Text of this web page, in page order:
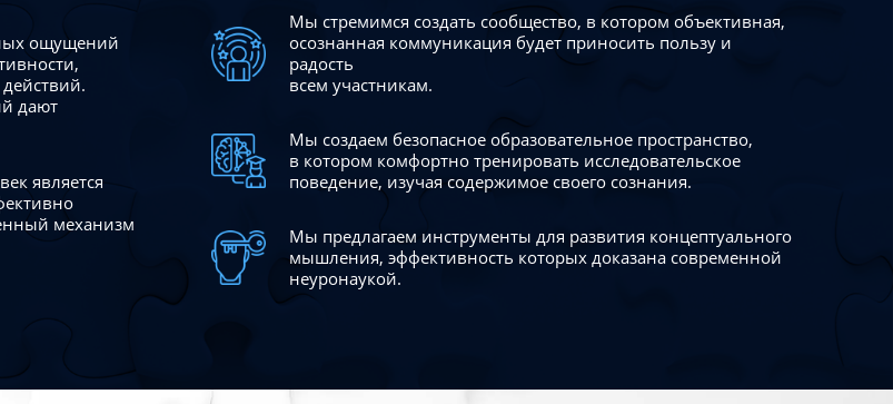
ощущений
дают
является
механизм
Мы стремимся создать сообщество, в котором объективная,
осознанная коммуникация будет приносить пользу и
радость
всем участникам.
Мы создаем безопасное образовательное пространство,
в котором комфортно тренировать исследовательское
поведение, изучая содержимое своего сознания.
Мы предлагаем инструменты для развития концептуального
мышления, эффективность которых доказана современной
неуронаукой.